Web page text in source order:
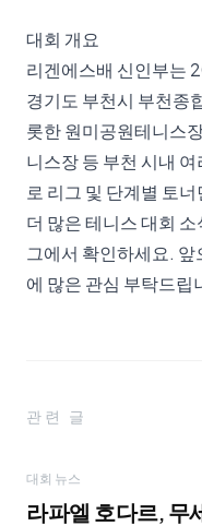
대회 개요
리겐에스배 신인부는
경기도 부천시 부천종
롯한 원미공원테니스
니스장 등 부천 시내
로 리그 및 단계별 토
더 많은 테니스 대회
그에서 확인하세요.
에 많은 관심 부탁드립
관련 글
대회 뉴스
라파엘 호다르, 무